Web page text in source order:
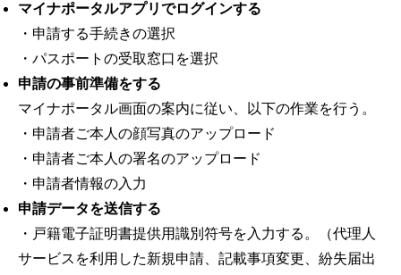
マイナポータルアプリでログインする
・申請する手続きの選択
・パスポートの受取窓口を選択
申請の事前準備をする
マイナポータル画面の案内に従い、以下の作業を行う。
・申請者ご本人の顔写真のアップロード
・申請者ご本人の署名のアップロード
・申請者情報の入力
申請データを送信する
・戸籍電子証明書提供用識別符号を入力する。（代理人
サービスを利用した新規申請、記載事項変更、紛失届出